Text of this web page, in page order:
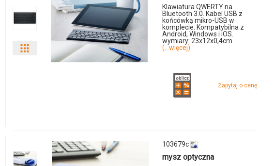
MO8431m
Klawiatura QWERTY na
Bluetooth 3.0. Kabel USB z
końcówką mikro-USB w
komplecie. Kompatybilna z
Android, Windows i iOS.
wymiary: 23x12x0,4cm
(...więcej)
Zapytaj o cenę
103679c
mysz optyczna